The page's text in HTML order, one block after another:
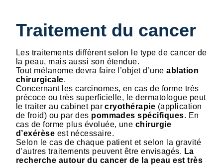
Traitement du cancer
Les traitements diffèrent selon le type de cancer de
la peau, mais aussi son étendue.
Tout mélanome devra faire l’objet d’uneablation
chirurgicale.
Concernant les carcinomes, en cas de forme très
précoce ou très superficielle, le dermatologue peut
le traiter au cabinet parcryothérapie (application
de froid) ou par des pommades spécifiques. En
cas de forme plus évoluée, une chirurgie
d’exérèse est nécessaire.
Selon le cas de chaque patient et selon la gravité
d’autres traitements peuvent être envisagés. La
recherche autour du cancer de la peau est très